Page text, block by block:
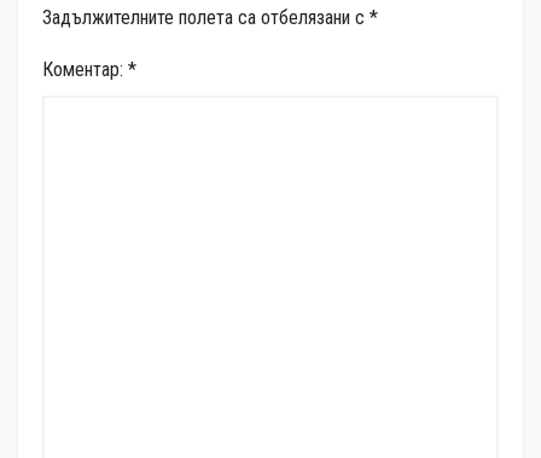
Задължителните полета са отбелязани с *
Коментар: *